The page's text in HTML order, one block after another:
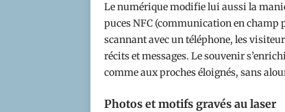
Le numérique modifie lui aussi la
puces NFC (communication en champ
scannant avec un téléphone, les
récits et messages. Le souvenir
comme aux proches éloignés, sans
Photos et motifs gravés au laser